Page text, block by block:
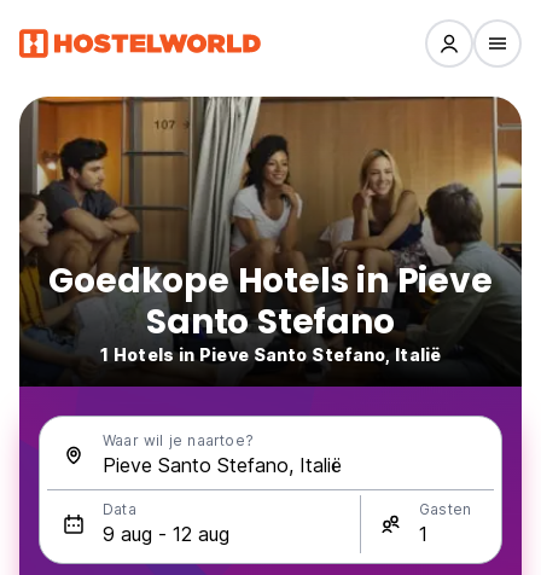
Goedkope Hotels in Pieve
Santo Stefano
1 Hotels in Pieve Santo Stefano, Italië
Waar wil je naartoe?
Data Gasten